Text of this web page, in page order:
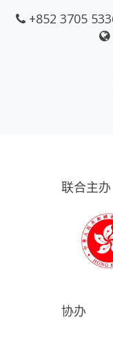
+852 3705
联合主办
协办